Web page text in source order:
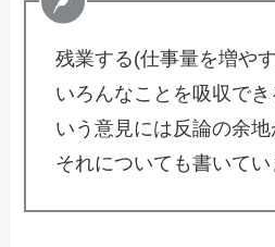
残業する(仕事量を増や
いろんなことを吸収で
いう意見には反論の余地
それについても書いてい